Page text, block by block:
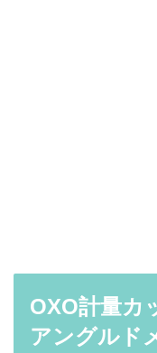
OXO計量カ
アングルド